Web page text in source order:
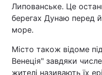
Липованське. Це
берегах Дунаю перед
море.
Місто також відоме
Венеція" завдяки
жителі називають їх